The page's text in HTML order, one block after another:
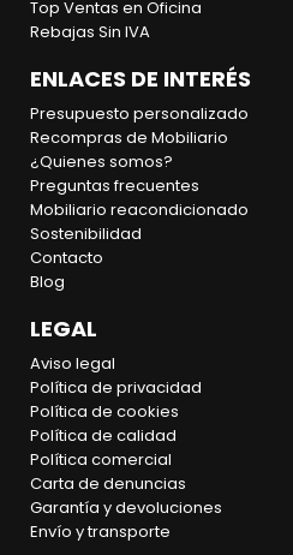
Top Ventas en Oficina
Rebajas Sin IVA
ENLACES DE INTERÉS
Presupuesto personalizado
Recompras de Mobiliario
¿Quienes somos?
Preguntas frecuentes
Mobiliario reacondicionado
Sostenibilidad
Contacto
Blog
LEGAL
Aviso legal
Política de privacidad
Política de cookies
Política de calidad
Política comercial
Carta de denuncias
Garantía y devoluciones
Envío y transporte